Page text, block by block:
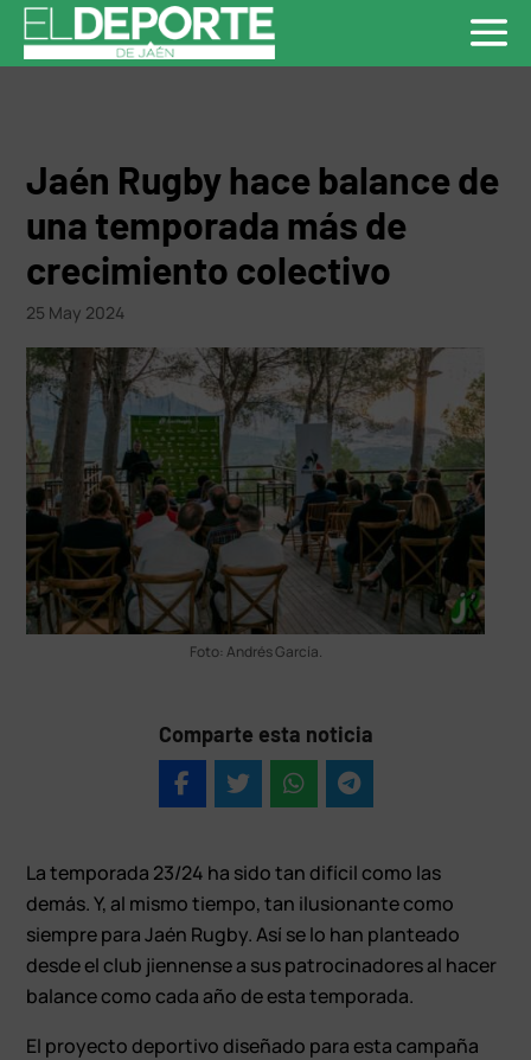
Jaén Rugby hace balance de
una temporada más de
crecimiento colectivo
25 May 2024
Foto: Andrés García.
Comparte esta noticia
La temporada 23/24 ha sido tan difícil como las
demás. Y, al mismo tiempo, tan ilusionante como
siempre para Jaén Rugby. Así se lo han planteado
desde el club jiennense a sus patrocinadores al hacer
balance como cada año de esta temporada.
El proyecto deportivo diseñado para esta campaña